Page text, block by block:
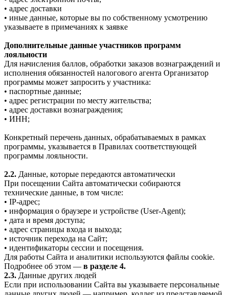
• адрес доставки
• иные данные, которые вы по собственному усмотрению
указываете в примечаниях к заявке
Дополнительные данные участников программ
лояльности
Для начисления баллов, обработки заказов вознаграждений и
исполнения обязанностей налогового агента Организатор
программы может запросить у участника:
• паспортные данные;
• адрес регистрации по месту жительства;
• адрес доставки вознаграждения;
• ИНН;
Конкретный перечень данных, обрабатываемых в рамках
программы, указывается в Правилах соответствующей
программы лояльности.
2.2. Данные, которые передаются автоматически
При посещении Сайта автоматически собираются
технические данные, в том числе:
• IP-адрес;
• информация о браузере и устройстве (User-Agent);
• дата и время доступа;
• адрес страницы входа и выхода;
• источник перехода на Сайт;
• идентификаторы сессии и посещения.
Для работы Сайта и аналитики используются файлы cookie.
Подробнее об этом — в разделе 4.
2.3. Данные других людей
Если при использовании Сайта вы указываете персональные